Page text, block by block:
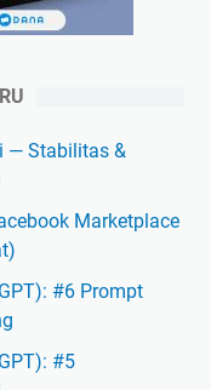
— Stabilitas &
Marketplace
#6 Prompt
#5